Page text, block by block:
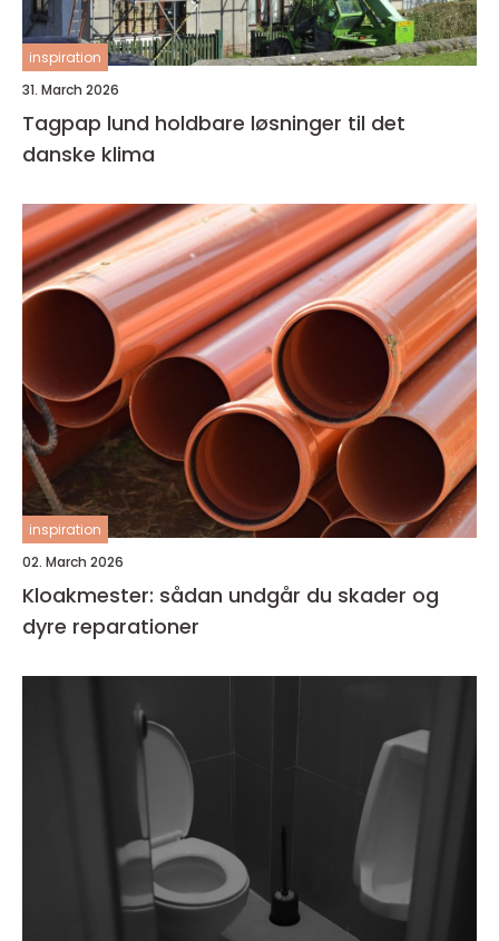
inspiration
31. March 2026
Tagpap lund holdbare løsninger til det
danske klima
inspiration
02. March 2026
Kloakmester: sådan undgår du skader og
dyre reparationer